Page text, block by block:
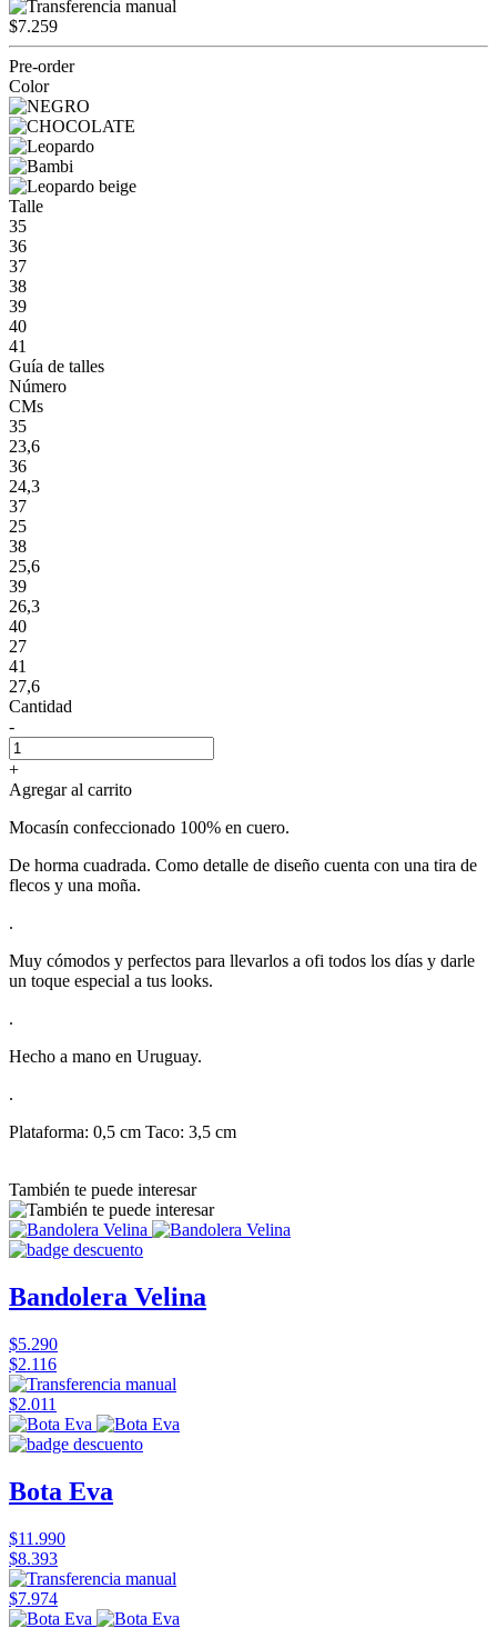
$7.259
Pre-order
Color
Talle
35
36
37
38
39
40
41
Guía de talles
Número
CMs
35
23,6
36
24,3
37
25
38
25,6
39
26,3
40
27
41
27,6
Cantidad
-
+
Agregar al carrito
Mocasín confeccionado 100% en cuero.
De horma cuadrada. Como detalle de diseño cuenta con una tira de
flecos y una moña.
.
Muy cómodos y perfectos para llevarlos a ofi todos los días y darle
un toque especial a tus looks.
.
Hecho a mano en Uruguay.
.
Plataforma: 0,5 cm Taco: 3,5 cm
También te puede interesar
Bandolera Velina
$5.290
$2.116
$2.011
Bota Eva
$11.990
$8.393
$7.974